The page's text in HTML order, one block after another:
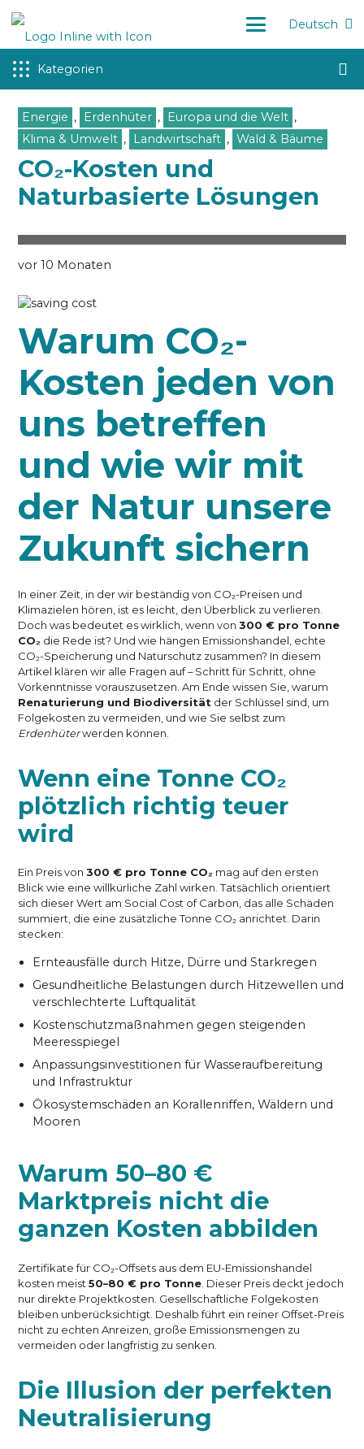
Deutsch
Kategorien
Energie , Erdenhüter , Europa und die Welt ,
Klima & Umwelt , Landwirtschaft , Wald & Bäume
CO₂-Kosten und
Naturbasierte Lösungen
vor 10 Monaten
Warum CO₂-
Kosten jeden von
uns betreffen
und wie wir mit
der Natur unsere
Zukunft sichern
In einer Zeit, in der wir beständig von CO₂-Preisen und
Klimazielen hören, ist es leicht, den Überblick zu verlieren.
Doch was bedeutet es wirklich, wenn von 300 € pro Tonne
CO₂ die Rede ist? Und wie hängen Emissionshandel, echte
CO₂-Speicherung und Naturschutz zusammen? In diesem
Artikel klären wir alle Fragen auf – Schritt für Schritt, ohne
Vorkenntnisse vorauszusetzen. Am Ende wissen Sie, warum
Renaturierung und Biodiversität der Schlüssel sind, um
Folgekosten zu vermeiden, und wie Sie selbst zum
Erdenhüterwerden können.
Wenn eine Tonne CO₂
plötzlich richtig teuer
wird
Ein Preis von 300 € pro Tonne CO₂ mag auf den ersten
Blick wie eine willkürliche Zahl wirken. Tatsächlich orientiert
sich dieser Wert am Social Cost of Carbon, das alle Schäden
summiert, die eine zusätzliche Tonne CO₂ anrichtet. Darin
stecken:
Ernteausfälle durch Hitze, Dürre und Starkregen
Gesundheitliche Belastungen durch Hitzewellen und
verschlechterte Luftqualität
Kostenschutzmaßnahmen gegen steigenden
Meeresspiegel
Anpassungsinvestitionen für Wasseraufbereitung
und Infrastruktur
Ökosystemschäden an Korallenriffen, Wäldern und
Mooren
Warum 50–80 €
Marktpreis nicht die
ganzen Kosten abbilden
Zertifikate für CO₂-Offsets aus dem EU-Emissionshandel
kosten meist 50–80 € pro Tonne. Dieser Preis deckt jedoch
nur direkte Projektkosten. Gesellschaftliche Folgekosten
bleiben unberücksichtigt. Deshalb führt ein reiner Offset-Preis
nicht zu echten Anreizen, große Emissionsmengen zu
vermeiden oder langfristig zu senken.
Die Illusion der perfekten
Neutralisierung